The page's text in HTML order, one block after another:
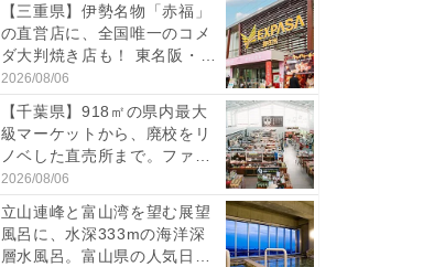
【三重県】伊勢名物「赤福」
の直営店に、全国唯一のコメ
ダ大判焼き店も！ 東名阪・
伊...
2026/08/06
【千葉県】918㎡の県内最大
級マーケットから、廃校をリ
ノベした直売所まで。ファ
ー...
2026/08/06
立山連峰と富山湾を望む展望
風呂に、水深333mの海洋深
層水風呂。富山県の人気日